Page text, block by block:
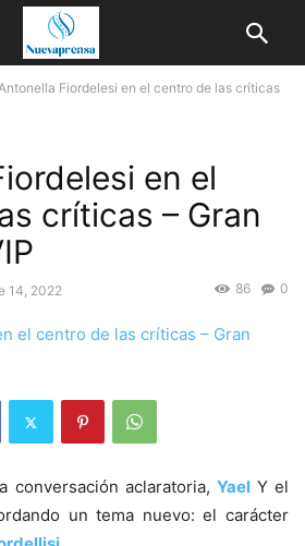
Fiordelesi en el centro de las críticas
en el
críticas – Gran
14, 2022 0
86
conversación aclaratoria, YaelY el
un tema nuevo: el carácter